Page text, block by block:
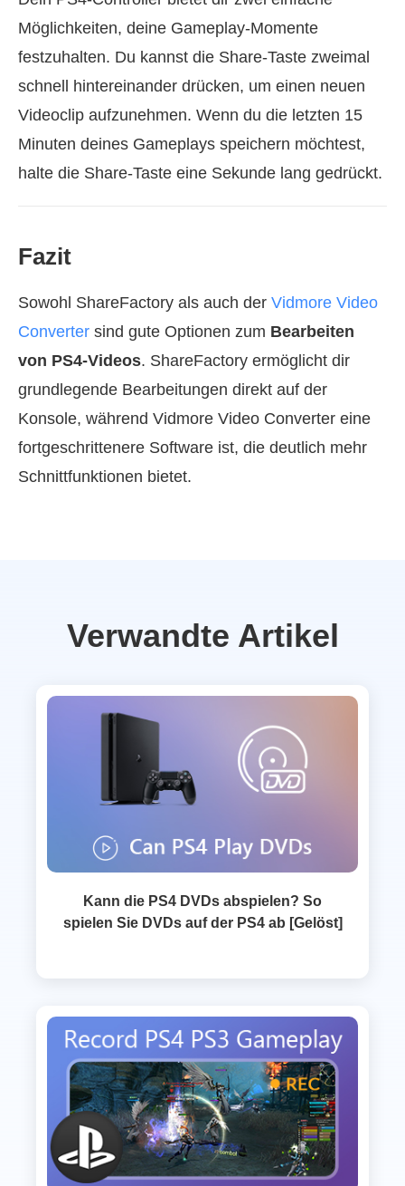
Möglichkeiten, deine Gameplay-Momente
festzuhalten. Du kannst die Share-Taste zweimal
schnell hintereinander drücken, um einen neuen
Videoclip aufzunehmen. Wenn du die letzten 15
Minuten deines Gameplays speichern möchtest,
halte die Share-Taste eine Sekunde lang gedrückt.
Fazit
Sowohl ShareFactory als auch der Vidmore Video
Converter sind gute Optionen zum Bearbeiten
von PS4‑Videos. ShareFactory ermöglicht dir
grundlegende Bearbeitungen direkt auf der
Konsole, während Vidmore Video Converter eine
fortgeschrittenere Software ist, die deutlich mehr
Schnittfunktionen bietet.
Verwandte Artikel
Kann die PS4 DVDs abspielen? So
spielen Sie DVDs auf der PS4 ab [Gelöst]